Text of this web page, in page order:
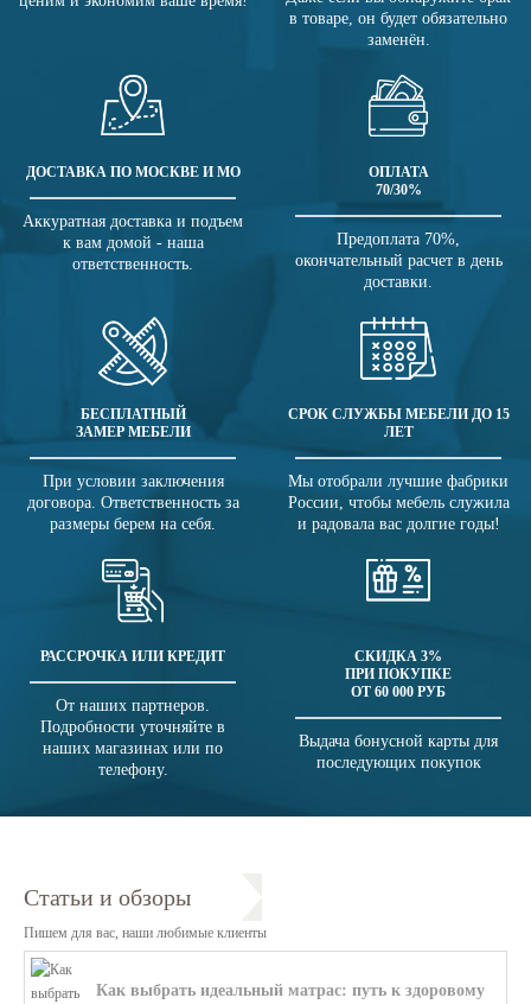
в товаре, он будет обязательно
заменён.
ДОСТАВКА ПО МОСКВЕ И МО
Аккуратная доставка и подъем
к вам домой - наша
ответственность.
ОПЛАТА
70/30%
Предоплата 70%,
окончательный расчет в день
доставки.
БЕСПЛАТНЫЙ
ЗАМЕР МЕБЕЛИ
При условии заключения
договора. Ответственность за
размеры берем на себя.
СРОК СЛУЖБЫ МЕБЕЛИ ДО 15
ЛЕТ
Мы отобрали лучшие фабрики
России, чтобы мебель служила
и радовала вас долгие годы!
РАССРОЧКА ИЛИ КРЕДИТ
От наших партнеров.
Подробности уточняйте в
наших магазинах или по
телефону.
СКИДКА 3%
ПРИ ПОКУПКЕ
ОТ 60 000 РУБ
Выдача бонусной карты для
последующих покупок
Статьи и обзоры
Пишем для вас, наши любимые клиенты
Как выбрать идеальный матрас: путь к здоровому